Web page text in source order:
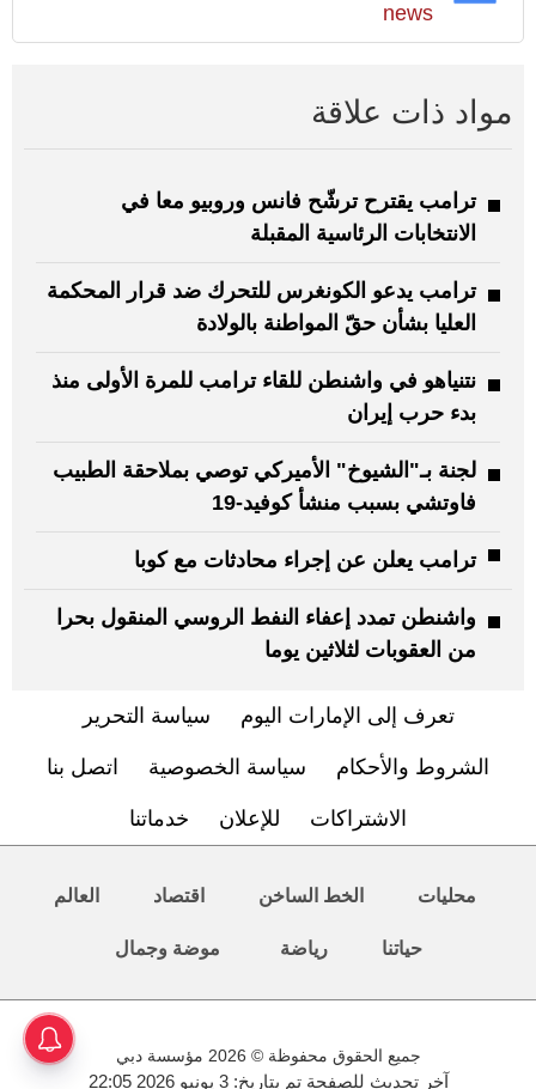
news
مواد ذات علاقة
ترامب يقترح ترشّح فانس وروبيو معا في
الانتخابات الرئاسية المقبلة
ترامب يدعو الكونغرس للتحرك ضد قرار المحكمة
العليا بشأن حقّ المواطنة بالولادة
نتنياهو في واشنطن للقاء ترامب للمرة الأولى منذ
بدء حرب إيران
لجنة بـ"الشيوخ" الأميركي توصي بملاحقة الطبيب
فاوتشي بسبب منشأ كوفيد-19
ترامب يعلن عن إجراء محادثات مع كوبا
واشنطن تمدد إعفاء النفط الروسي المنقول بحرا
من العقوبات لثلاثين يوما
تعرف إلى الإمارات اليوم سياسة التحرير
الشروط والأحكام سياسة الخصوصية اتصل بنا
الاشتراكات للإعلان خدماتنا
محليات الخط الساخن اقتصاد العالم
حياتنا رياضة موضة وجمال
جميع الحقوق محفوظة © 2026 مؤسسة دبي
آخر تحديث للصفحة تم بتاريخ: 3 يونيو 2026 22:05